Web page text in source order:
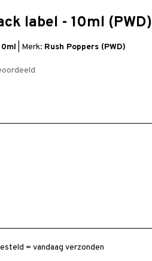
label - 10ml (PWD)
Merk: Rush Poppers (PWD)
= vandaag verzonden